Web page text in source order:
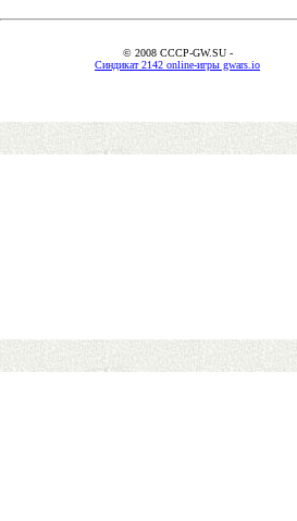
© 2008 CCCP-GW.SU -
Синдикат 2142 online-игры gwars.io